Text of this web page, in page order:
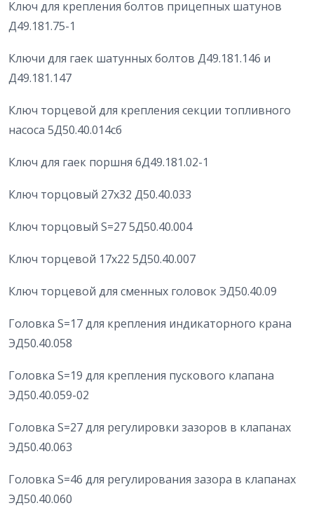
Ключ для крепления болтов прицепных шатунов
Д49.181.75-1
Ключи для гаек шатунных болтов Д49.181.146 и
Д49.181.147
Ключ торцевой для крепления секции топливного
насоса 5Д50.40.014сб
Ключ для гаек поршня 6Д49.181.02-1
Ключ торцовый 27х32 Д50.40.033
Ключ торцовый S=27 5Д50.40.004
Ключ торцевой 17х22 5Д50.40.007
Ключ торцевой для сменных головок ЭД50.40.09
Головка S=17 для крепления индикаторного крана
ЭД50.40.058
Головка S=19 для крепления пускового клапана
ЭД50.40.059-02
Головка S=27 для регулировки зазоров в клапанах
ЭД50.40.063
Головка S=46 для регулирования зазора в клапанах
ЭД50.40.060